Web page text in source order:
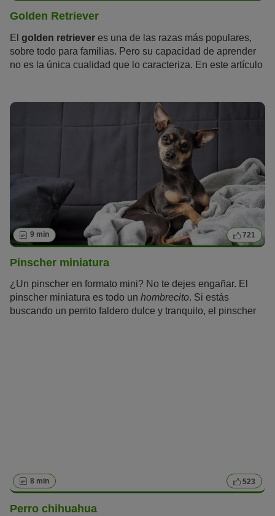
Golden Retriever
El golden retriever es una de las razas más populares,
sobre todo para familias. Pero su capacidad de aprender
no es la única cualidad que lo caracteriza. En este artículo
9 min 721
Pinscher miniatura
¿Un pinscher en formato mini? No te dejes engañar. El
pinscher miniatura es todo un hombrecito. Si estás
buscando un perrito faldero dulce y tranquilo, el pinscher
8 min 523
Perro chihuahua